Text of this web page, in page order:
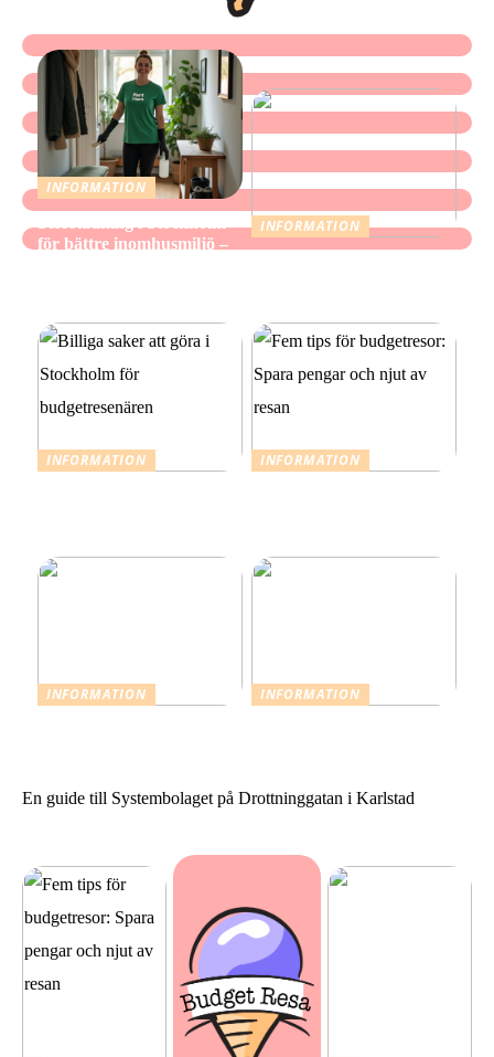
INFORMATION
för bättre inomhusmiljö –
INFORMATION
INFORMATION
INFORMATION
INFORMATION
INFORMATION
En guide till Systembolaget på Drottninggatan i Karlstad